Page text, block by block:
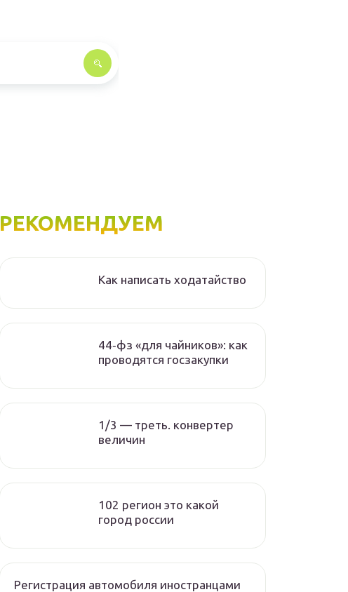
РЕКОМЕНДУЕМ
Как написать ходатайство
44‑фз «для чайников»: как
проводятся госзакупки
1/3 — треть. конвертер
величин
102 регион это какой
город россии
Регистрация автомобиля иностранцами